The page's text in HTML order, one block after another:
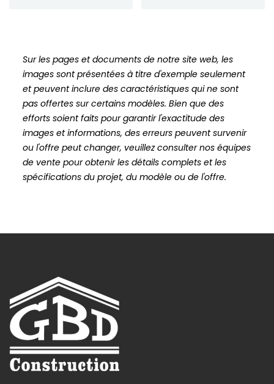
Sur les pages et documents de notre site web, les
images sont présentées à titre d'exemple seulement
et peuvent inclure des caractéristiques qui ne sont
pas offertes sur certains modèles. Bien que des
efforts soient faits pour garantir l'exactitude des
images et informations, des erreurs peuvent survenir
ou l'offre peut changer, veuillez consulter nos équipes
de vente pour obtenir les détails complets et les
spécifications du projet, du modèle ou de l'offre.